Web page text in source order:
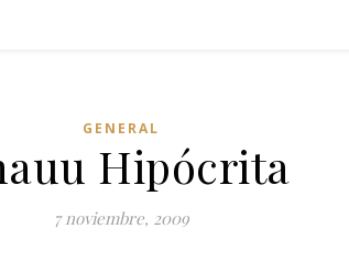
GENERAL
Hipócrita
7 noviembre, 2009